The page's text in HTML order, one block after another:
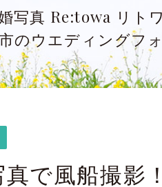
リー 大宮
写真 Re:towa リト
のウエディングフ
で風船撮影